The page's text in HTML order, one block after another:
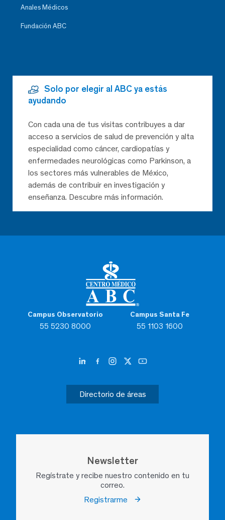
Campus Observatorio
55 5230 8000
Campus Santa Fe
55 1103 1600
Directorio de áreas
Newsletter
Regístrate y recibe nuestro contenido en tu
correo.
Registrarme
Anales Médicos
Fundación ABC
Solo por elegir al ABC ya estás
ayudando
Con cada una de tus visitas contribuyes a dar
acceso a servicios de salud de prevención y alta
especialidad como cáncer, cardiopatías y
enfermedades neurológicas como Parkinson, a
los sectores más vulnerables de México,
además de contribuir en investigación y
enseñanza. Descubre más información.